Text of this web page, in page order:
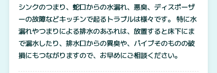
シンクのつまり、蛇口からの水漏れ、悪臭、ディスポーザ
ーの故障などキッチンで起るトラブルは様々です。 特に水
漏れやつまりによる排水のあふれは、放置すると床下にま
で漏水したり、排水口からの異臭や、パイプそのものの破
損にもつながりますので、お早めにご相談ください。